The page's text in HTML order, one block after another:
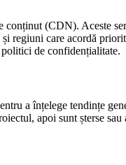
(CDN). Aceste
regiuni care acordă
de confidențialitate.
a înțelege tendințe
apoi sunt șterse sau